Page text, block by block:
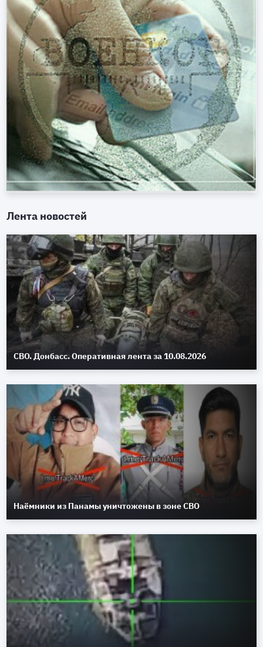
Лента новостей
СВО. Донбасс. Оперативная лента за 10.08.2026
Наёмники из Панамы уничтожены в зоне СВО